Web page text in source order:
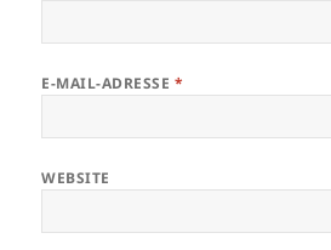
E-MAIL-ADRESSE *
WEBSITE